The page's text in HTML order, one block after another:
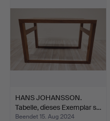
HANS JOHANSSON.
Tabelle, dieses Exemplar s…
Beendet 15. Aug 2024